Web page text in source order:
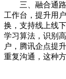
三、融合通路
工作台，提升用
换，支持线上线
学习算法，识别
户，腾讯企点提
重复沟通，这种